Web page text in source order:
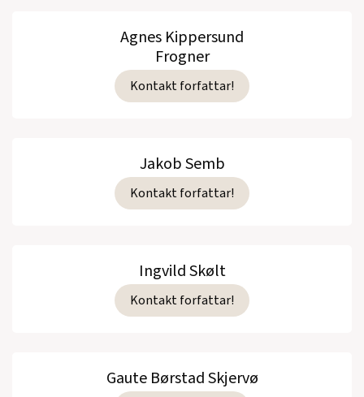
Agnes Kippersund
Frogner
Kontakt forfattar!
Jakob Semb
Kontakt forfattar!
Ingvild Skølt
Kontakt forfattar!
Gaute Børstad Skjervø